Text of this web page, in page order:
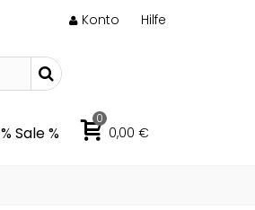
Konto Hilfe
% Sale %
0
0,00 €